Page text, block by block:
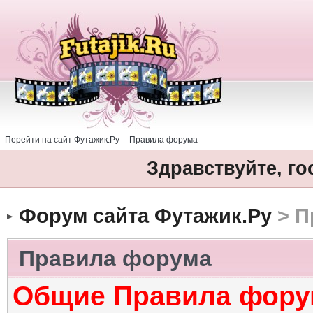
Перейти на сайт Футажик.Ру Правила форума
Здравствуйте,
Форум сайта Футажик.Ру>
Правила форума
Общие Правила